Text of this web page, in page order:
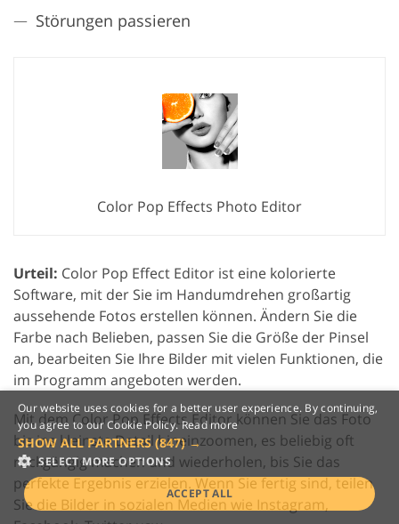
Störungen passieren
Color Pop Effects Photo Editor
Urteil: Color Pop Effect Editor ist eine kolorierte
Software, mit der Sie im Handumdrehen großartig
aussehende Fotos erstellen können. Ändern Sie die
Farbe nach Belieben, passen Sie die Größe der Pinsel
an, bearbeiten Sie Ihre Bilder mit vielen Funktionen, die
im Programm angeboten werden.
Mit dem Color Pop Effects Editor können Sie das Foto
bis ins kleinste Detail hineinzoomen, es beliebig oft
rückgängig machen und wiederholen, bis Sie das
perfekte Ergebnis erzielen. Wenn Sie fertig sind, teilen
Sie die Bilder in sozialen Medien wie Instagram,
Our website uses cookies for a better user experience. By continuing,
you agree to our Cookie Policy.Read more
SHOW ALL PARTNERS(847) →
SELECT MORE OPTIONS
ACCEPT ALL